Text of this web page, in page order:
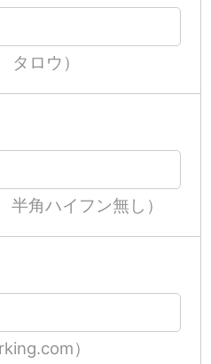
ロウ）
角ハイフン無し）
）